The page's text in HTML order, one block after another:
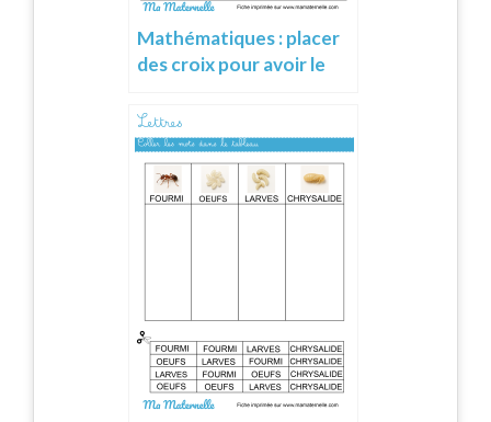
Mathématiques : placer
des croix pour avoir le